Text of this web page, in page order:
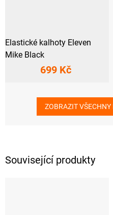
Související produkty
Elastické kalhoty Eleven
Mike Black
699 Kč
ZOBRAZIT